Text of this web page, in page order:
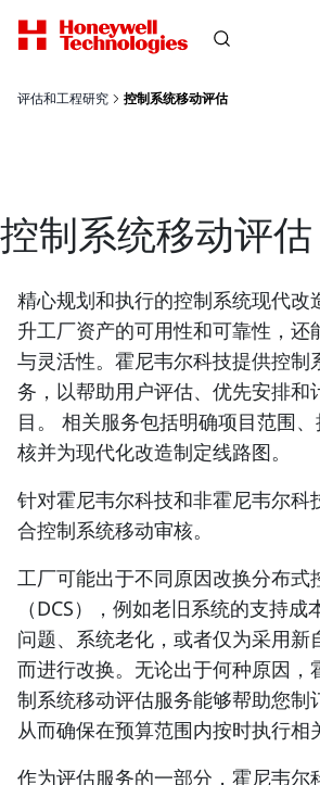
评估和工程研究 控制系统移动评估
控制系统移动评估
精心规划和执行的控制系统现代改
升工厂资产的可用性和可靠性，还
与灵活性。霍尼韦尔科技提供控制
务，以帮助用户评估、优先安排和
目。 相关服务包括明确项目范围
核并为现代化改造制定线路图。
针对霍尼韦尔科技和非霍尼韦尔科
合控制系统移动审核。
工厂可能出于不同原因改换分布式
（DCS），例如老旧系统的支持
问题、系统老化，或者仅为采用新
而进行改换。无论出于何种原因，
制系统移动评估服务能够帮助您制
从而确保在预算范围内按时执行相
作为评估服务的一部分，霍尼韦尔